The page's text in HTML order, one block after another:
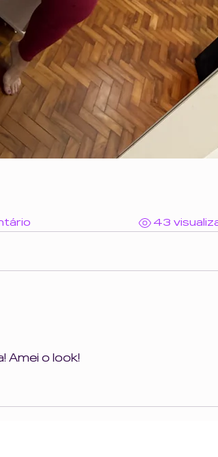
43
Amei o look!